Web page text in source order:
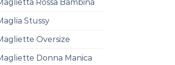
Rossa Bambina
Stussy
Oversize
Donna Manica